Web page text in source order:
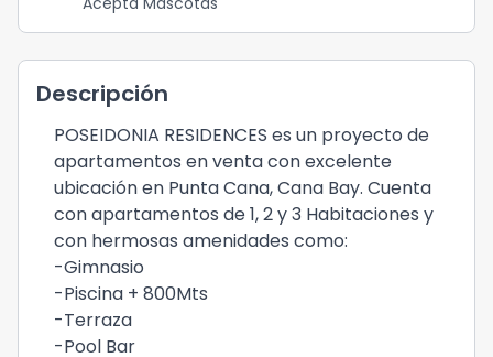
Descripción
POSEIDONIA RESIDENCES es un proyecto de
apartamentos en venta con excelente
ubicación en Punta Cana, Cana Bay. Cuenta
con apartamentos de 1, 2 y 3 Habitaciones y
con hermosas amenidades como:
-Gimnasio
-Piscina + 800Mts
-Terraza
-Pool Bar